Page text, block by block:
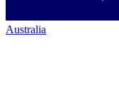
Australia